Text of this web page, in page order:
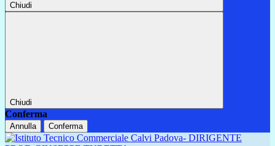
Chiudi
Chiudi
Conferma
Annulla Conferma